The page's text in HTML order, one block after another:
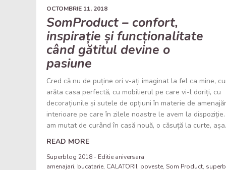
OCTOMBRIE 11, 2018
SomProduct – confort,
inspirație și funcționalitate
când gătitul devine o
pasiune
Cred că nu de puține ori v-ați imaginat la fel ca mine,
arăta casa perfectă, cu mobilierul pe care vi-l doriți, cu
decorațiunile și sutele de opțiuni în materie de
interioare pe care în zilele noastre le avem la
am mutat de curând în casă nouă, o căsuță la curte,
READ MORE
Superblog 2018 - Editie aniversara
amenajari, bucatarie, CALATORII, poveste, Som Product,